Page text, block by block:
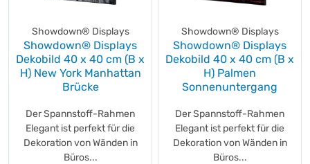
Sänger(+3)
Safecare(+1)
Sagrotan(+32)
Sanomat(+1)
SARAYA(+1)
Satino by WEPA
Showdown® Displays
Showdown® Displays
Dekobild 40 x 40 cm (B x
H) New York Manhattan
Brücke
Der Spannstoff-Rahmen
Elegant ist perfekt für die
Dekoration von Wänden in
Büros...
Showdown® Displays
Showdown® Displays
Dekobild 40 x 40 cm (B x
H) Palmen
Sonnenuntergang
Der Spannstoff-Rahmen
Elegant ist perfekt für die
Dekoration von Wänden in
Büros...